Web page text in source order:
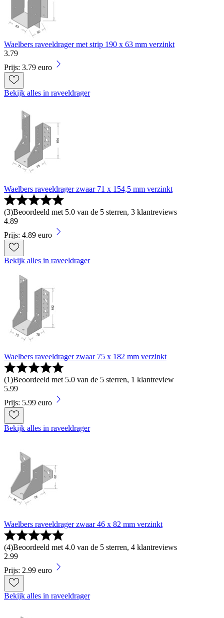
Waelbers raveeldrager met strip 190 x 63 mm verzinkt
3.79
Prijs: 3.79 euro
Bekijk alles in raveeldrager
Waelbers raveeldrager zwaar 71 x 154,5 mm verzinkt
(3)Beoordeeld met 5.0 van de 5 sterren, 3 klantreviews
4.89
Prijs: 4.89 euro
Bekijk alles in raveeldrager
Waelbers raveeldrager zwaar 75 x 182 mm verzinkt
(1)Beoordeeld met 5.0 van de 5 sterren, 1 klantreview
5.99
Prijs: 5.99 euro
Bekijk alles in raveeldrager
Waelbers raveeldrager zwaar 46 x 82 mm verzinkt
(4)Beoordeeld met 4.0 van de 5 sterren, 4 klantreviews
2.99
Prijs: 2.99 euro
Bekijk alles in raveeldrager